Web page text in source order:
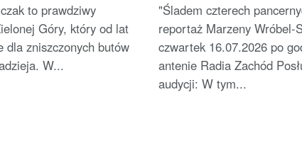
to prawdziwy
Góry, który od lat
dla zniszczonych butów
W...
"Śladem czterech
reportaż Marzeny Wróbel-
czwartek 16.07.2026 po
antenie Radia Zachód
audycji: W tym...